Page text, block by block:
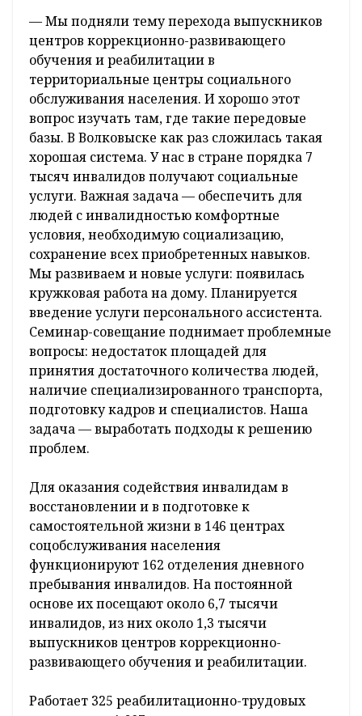
— Мы подняли тему перехода выпускников
центров коррекционно-развивающего
обучения и реабилитации в
территориальные центры социального
обслуживания населения. И хорошо этот
вопрос изучать там, где такие передовые
базы. В Волковыске как раз сложилась такая
хорошая система. У нас в стране порядка 7
тысяч инвалидов получают социальные
услуги. Важная задача — обеспечить для
людей с инвалидностью комфортные
условия, необходимую социализацию,
сохранение всех приобретенных навыков.
Мы развиваем и новые услуги: появилась
кружковая работа на дому. Планируется
введение услуги персонального ассистента.
Семинар-совещание поднимает проблемные
вопросы: недостаток площадей для
принятия достаточного количества людей,
наличие специализированного транспорта,
подготовку кадров и специалистов. Наша
задача — выработать подходы к решению
проблем.
Для оказания содействия инвалидам в
восстановлении и в подготовке к
самостоятельной жизни в 146 центрах
соцобслуживания населения
функционируют 162 отделения дневного
пребывания инвалидов. На постоянной
основе их посещают около 6,7 тысячи
инвалидов, из них около 1,3 тысячи
выпускников центров коррекционно-
развивающего обучения и реабилитации.
Работает 325 реабилитационно-трудовых